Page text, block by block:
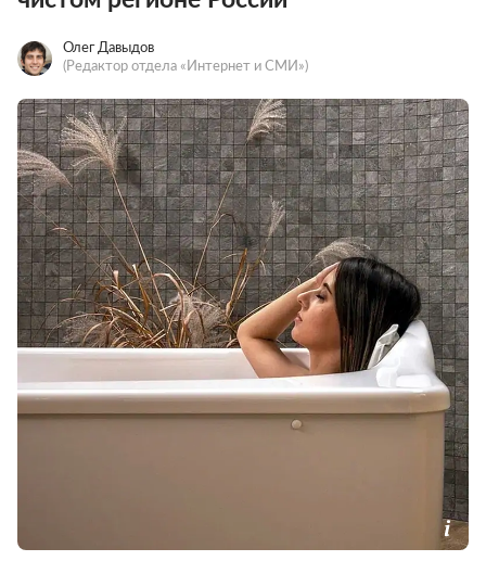
Олег Давыдов
(Редактор отдела «Интернет и СМИ»)